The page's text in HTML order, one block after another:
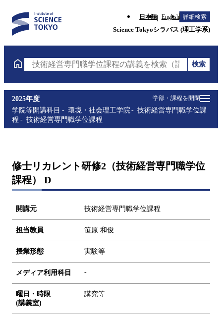
日本語 English 詳細検索
Science Tokyoシラバス (理工学系)
技術経営専門職学位課程の講義を検索（講義名・科
検索
学部・課程を開閉
2025年度
学院等開講科目
環境・社会理工学院
技術経営専門職学位課
程
技術経営専門職学位課程
修士リカレント研修2（技術経営専門職学位
課程） D
開講元 技術経営専門職学位課程
担当教員 笹原 和俊
授業形態 実験等
メディア利用科目 -
曜日・時限
(講義室)
講究等